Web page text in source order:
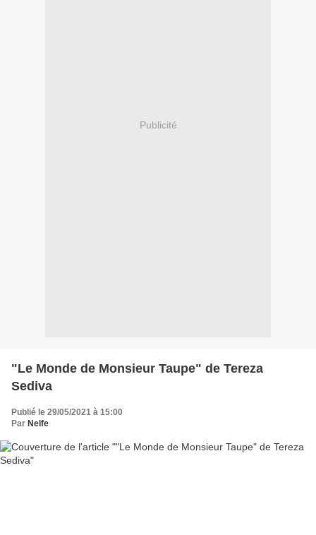
Publicité
"Le Monde de Monsieur Taupe" de Tereza
Sediva
Publié le 29/05/2021 à 15:00
Par Nelfe